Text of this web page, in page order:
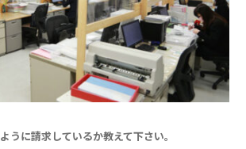
うに請求しているか教えて下さい。